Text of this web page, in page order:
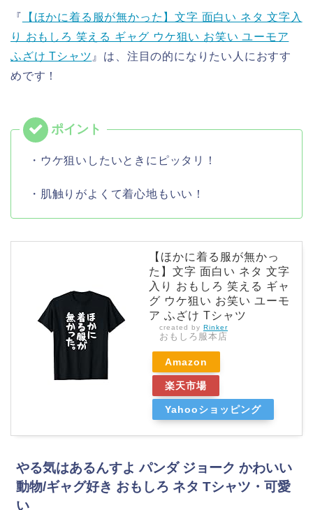
『
【ほかに着る服が無かった】文字 面白い ネタ 文字入
り おもしろ 笑える ギャグ ウケ狙い お笑い ユーモア
ふざけ Tシャツ 』は、注目の的になりたい人におすす
めです！
・ウケ狙いしたいときにピッタリ！
・肌触りがよくて着心地もいい！
【ほかに着る服が無かっ
た】文字 面白い ネタ 文字
入り おもしろ 笑える ギャ
グ ウケ狙い お笑い ユーモ
ア ふざけ Tシャツ
created by Rinker
おもしろ服本店
Amazon
楽天市場
Yahooショッピング
やる気はあるんすよ パンダ ジョーク かわいい
動物/ギャグ好き おもしろ ネタ Tシャツ・可愛
い